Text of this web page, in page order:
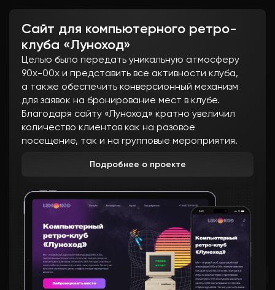
Сайт для компьютерного ретро-
клуба «Луноход»
Целью было передать уникальную атмосферу
90х-00х и представить все активности клуба,
а также обеспечить конверсионный механизм
для заявок на бронирование мест в клубе.
Благодаря сайту «Луноход» кратно увеличил
количество клиентов как на разовое
посещение, так и на групповые мероприятия.
Подробнее о проекте